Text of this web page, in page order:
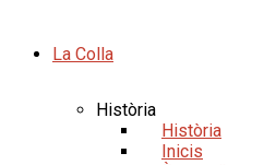
La Colla
Història
Història
Inicis